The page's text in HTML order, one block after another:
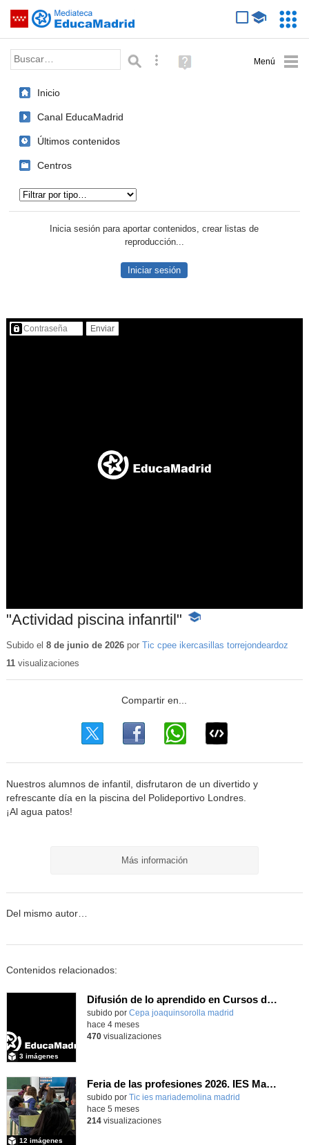
Saltar navegación
Palabra o frase: Búsqueda avanzada
Ayuda
(en
Inicio
Canal EducaMadrid
Últimos contenidos
Centros
Inicia sesión para aportar contenidos, crear listas de
reproducción...
Iniciar sesión
Contenido protegido…
"Actividad piscina infanrtil"
-
educativo
Subido el 8 de junio de 2026por Tic cpee ikercasillas torrejondeardoz
11visualizaciones
Nuestros alumnos de infantil, disfrutaron de un divertido y
refrescante día en la piscina del Polideportivo Londres.
¡Al agua patos!
Más información
Del mismo autor…
Contenidos relacionados:
Difusión de lo aprendido en Cursos de Formación Erasmus+ 2025
subido por Cepa joaquinsorolla madrid
3 imágenes
hace 4 meses
470visualizaciones
Feria de las profesiones 2026. IES María de Molina
subido por Tic ies mariademolina madrid
12 imágenes
hace 5 meses
214visualizaciones